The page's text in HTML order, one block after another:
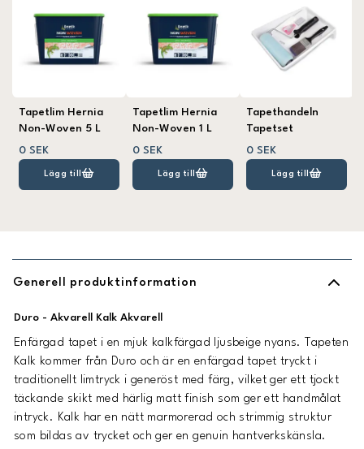
Tapetlim Hernia
Non-Woven 5 L
0 SEK
Lägg till
Tapetlim Hernia
Non-Woven 1 L
0 SEK
Lägg till
Tapethandeln
Tapetset
0 SEK
Lägg till
Generell produktinformation
Duro - Akvarell Kalk Akvarell
Enfärgad tapet i en mjuk kalkfärgad ljusbeige nyans. Tapeten
Kalk kommer från Duro och är en enfärgad tapet tryckt i
traditionellt limtryck i generöst med färg, vilket ger ett tjockt
täckande skikt med härlig matt finish som ger ett handmålat
intryck. Kalk har en nätt marmorerad och strimmig struktur
som bildas av trycket och ger en genuin hantverkskänsla.